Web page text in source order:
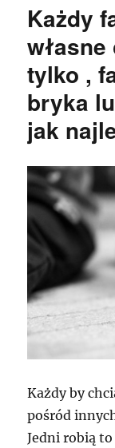
Każdy
tylko ,
bryka
jak
Każdy by
pośród
Jedni robią